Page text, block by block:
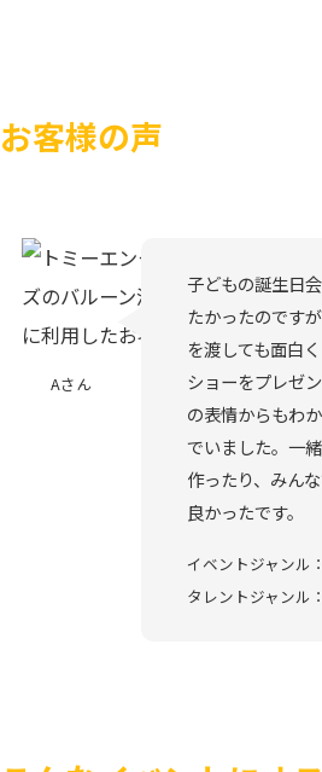
お客様の声
Aさん
子どもの誕生日
たかったのです
を渡しても面白
ショーをプレゼ
の表情からもわ
でいました。一
作ったり、みん
良かったです。
イベントジャンル
タレントジャンル